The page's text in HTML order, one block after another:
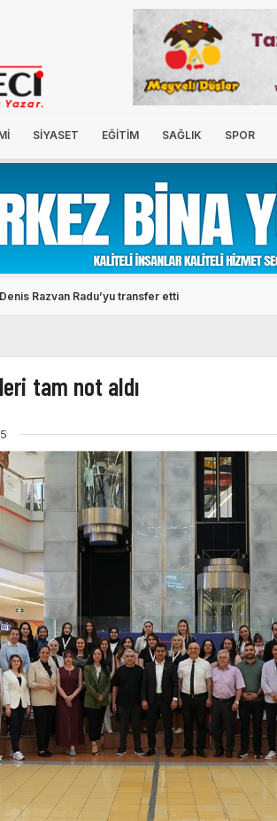
SİYASET EĞİTİM SAĞLIK SPOR
Razvan Radu’yu transfer etti
tam not aldı